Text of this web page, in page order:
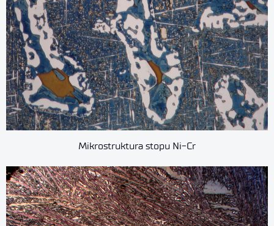
Mikrostruktura stopu Ni-Cr